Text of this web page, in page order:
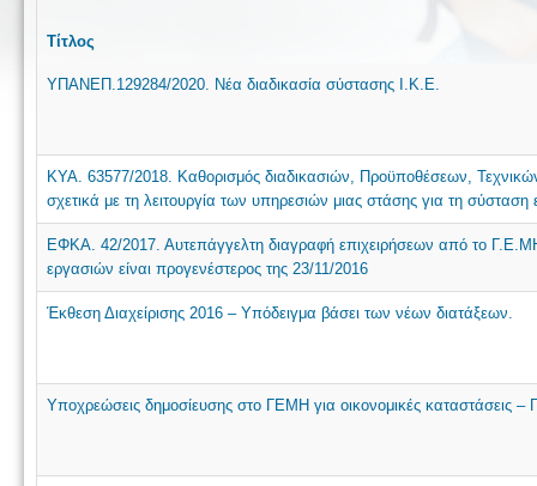
Τίτλος
ΥΠΑΝΕΠ.129284/2020. Νέα διαδικασία σύστασης Ι.Κ.Ε.
ΚΥΑ. 63577/2018. Καθορισμός διαδικασιών, Προϋποθέσεων,
σχετικά με τη λειτουργία των υπηρεσιών μιας στάσης για τη σύσταση
ΕΦΚΑ. 42/2017. Αυτεπάγγελτη διαγραφή επιχειρήσεων από το
εργασιών είναι προγενέστερος της 23/11/2016
Έκθεση Διαχείρισης 2016 – Υπόδειγμα βάσει των νέων διατάξεων.
Υποχρεώσεις δημοσίευσης στο ΓΕΜΗ για οικονομικές καταστάσεις –